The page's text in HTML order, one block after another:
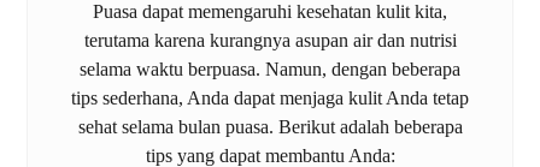
Puasa dapat memengaruhi kesehatan kulit kita,
terutama karena kurangnya asupan air dan nutrisi
selama waktu berpuasa. Namun, dengan beberapa
tips sederhana, Anda dapat menjaga kulit Anda tetap
sehat selama bulan puasa. Berikut adalah beberapa
tips yang dapat membantu Anda: